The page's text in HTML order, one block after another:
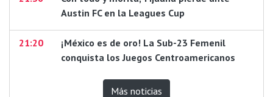
Austin FC en la Leagues Cup
21:20
¡México es de oro! La Sub-23 Femenil
conquista los Juegos Centroamericanos
Más noticias